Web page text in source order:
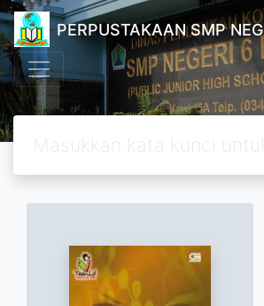
PERPUSTAKAAN SMP